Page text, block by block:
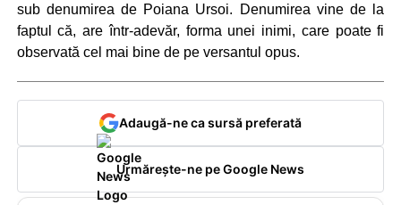
sub denumirea de Poiana Ursoi. Denumirea vine de la
faptul că, are într-adevăr, forma unei inimi, care poate fi
observată cel mai bine de pe versantul opus.
Adaugă-ne ca sursă preferată
Urmărește-ne pe Google News